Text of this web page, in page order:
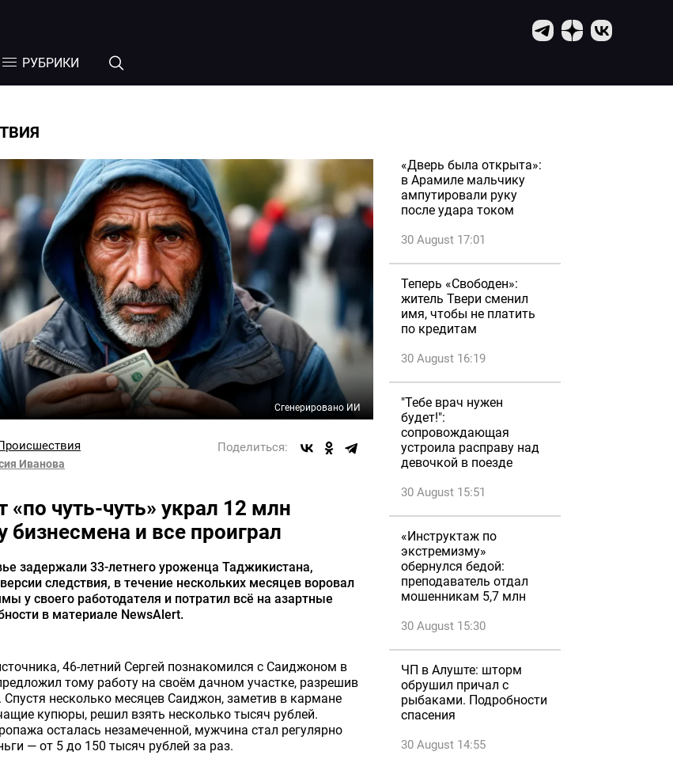
РУБРИКИ
Сгенерировано ИИ
Поделиться:
Иванова
«по чуть-чуть» украл 12 млн
бизнесмена и все проиграл
задержали 33-летнего уроженца Таджикистана,
следствия, в течение нескольких месяцев воровал
у своего работодателя и потратил всё на азартные
в материале NewsAlert.
46-летний Сергей познакомился с Саиджоном в
тому работу на своём дачном участке, разрешив
несколько месяцев Саиджон, заметив в кармане
купюры, решил взять несколько тысяч рублей.
осталась незамеченной, мужчина стал регулярно
— от 5 до 150 тысяч рублей за раз.
«Дверь была открыта»:
в Арамиле мальчику
ампутировали руку
после удара током
30 August 17:01
Теперь «Свободен»:
житель Твери сменил
имя, чтобы не платить
по кредитам
30 August 16:19
"Тебе врач нужен
будет!":
сопровождающая
устроила расправу над
девочкой в поезде
30 August 15:51
«Инструктаж по
экстремизму»
обернулся бедой:
преподаватель отдал
мошенникам 5,7 млн
30 August 15:30
ЧП в Алуште: шторм
обрушил причал с
рыбаками. Подробности
спасения
30 August 14:55